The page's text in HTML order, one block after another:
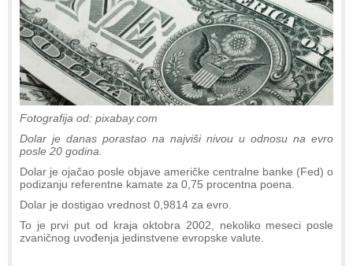
Fotografija od: pixabay.com
Dolar je danas porastao na najviši nivou u odnosu na evro
posle 20 godina.
Dolar je ojačao posle objave američke centralne banke (Fed) o
podizanju referentne kamate za 0,75 procentna poena.
Dolar je dostigao vrednost 0,9814 za evro.
To je prvi put od kraja oktobra 2002, nekoliko meseci posle
zvaničnog uvođenja jedinstvene evropske valute.